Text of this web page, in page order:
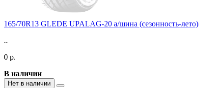
165/70R13 GLEDE UPALAG-20 а/шина (сезонность-лето)
..
0 р.
В наличии
Нет в наличии